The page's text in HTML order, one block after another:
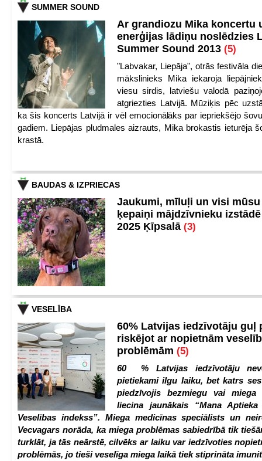
SUMMER SOUND
Ar grandiozu Mika koncertu
enerģijas lādiņu noslēdzies
Summer Sound 2013 (5)
"Labvakar, Liepāja", otrās festivāla
mākslinieks Mika iekaroja
viesu sirdis, latviešu valodā
atgriezties Latvijā. Mūziķis pēc
ka šis koncerts Latvijā ir vēl emocionālāks par iepriekšējo
gadiem. Liepājas pludmales aizrauts, Mika brokastis ieturēja
krastā.
BAUDAS & IZPRIECAS
Jaukumi, mīluļi un visi
ķepaiņi mājdzīvnieku
2025 Ķīpsalā (3)
VESELĪBA
60% Latvijas iedzīvotāju guļ
riskējot ar nopietnām
problēmām (5)
60 % Latvijas iedzīvotāju
pietiekami ilgu laiku, bet katrs
piedzīvojis bezmiegu vai miega
liecina jaunākais “Mana
Veselības indekss”. Miega medicīnas speciālists un
Vecvagars norāda, ka miega problēmas sabiedrībā tik
turklāt, ja tās neārstē, cilvēks ar laiku var iedzīvoties
problēmās, jo tieši veselīga miega laikā tiek stiprināta